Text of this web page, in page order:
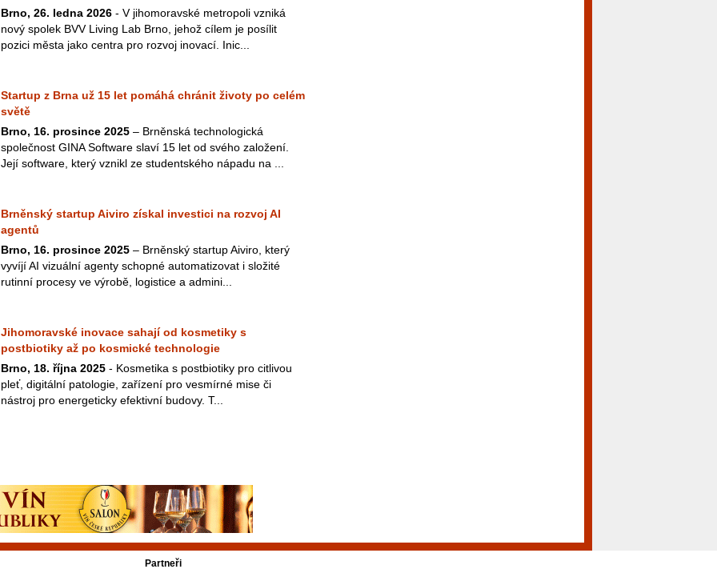
Brno, 26. ledna 2026 - V jihomoravské metropoli vzniká
nový spolek BVV Living Lab Brno, jehož cílem je posílit
pozici města jako centra pro rozvoj inovací. Inic...
Startup z Brna už 15 let pomáhá chránit životy po celém
světě
Brno, 16. prosince 2025 – Brněnská technologická
společnost GINA Software slaví 15 let od svého založení.
Její software, který vznikl ze studentského nápadu na ...
Brněnský startup Aiviro získal investici na rozvoj AI
agentů
Brno, 16. prosince 2025 – Brněnský startup Aiviro, který
vyvíjí AI vizuální agenty schopné automatizovat i složité
rutinní procesy ve výrobě, logistice a admini...
Jihomoravské inovace sahají od kosmetiky s
postbiotiky až po kosmické technologie
Brno, 18. října 2025 - Kosmetika s postbiotiky pro citlivou
pleť, digitální patologie, zařízení pro vesmírné mise či
nástroj pro energeticky efektivní budovy. T...
Partneři